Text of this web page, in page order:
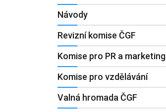
Návody
Revizní komise ČGF
Komise pro PR a marketing
Komise pro vzdělávání
Valná hromada ČGF